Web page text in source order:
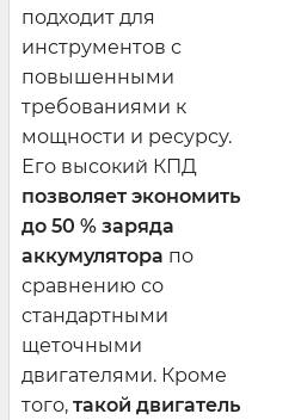
подходит для
инструментов с
повышенными
требованиями к
мощности и ресурсу.
Его высокий КПД
позволяет экономить
до 50 % заряда
аккумулятора по
сравнению со
стандартными
щеточными
двигателями. Кроме
того, такой двигатель